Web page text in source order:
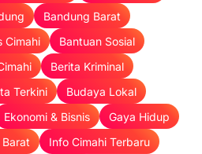
Bandung Barat
Cimahi
Bantuan Sosial
Berita Kriminal
Terkini
Budaya Lokal
Ekonomi & Bisnis
Gaya Hidup
Info Cimahi Terbaru